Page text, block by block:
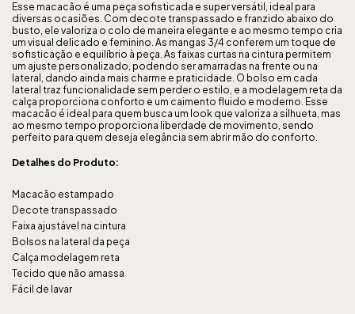
Esse macacão é uma peça sofisticada e super versátil, ideal para
diversas ocasiões. Com decote transpassado e franzido abaixo do
busto, ele valoriza o colo de maneira elegante e ao mesmo tempo cria
um visual delicado e feminino. As mangas 3/4 conferem um toque de
sofisticação e equilíbrio à peça. As faixas curtas na cintura permitem
um ajuste personalizado, podendo ser amarradas na frente ou na
lateral, dando ainda mais charme e praticidade. O bolso em cada
lateral traz funcionalidade sem perder o estilo, e a modelagem reta da
calça proporciona conforto e um caimento fluido e moderno. Esse
macacão é ideal para quem busca um look que valoriza a silhueta, mas
ao mesmo tempo proporciona liberdade de movimento, sendo
perfeito para quem deseja elegância sem abrir mão do conforto.
Detalhes do Produto:
Macacão estampado
Decote transpassado
Faixa ajustável na cintura
Bolsos na lateral da peça
Calça modelagem reta
Tecido que não amassa
Fácil de lavar